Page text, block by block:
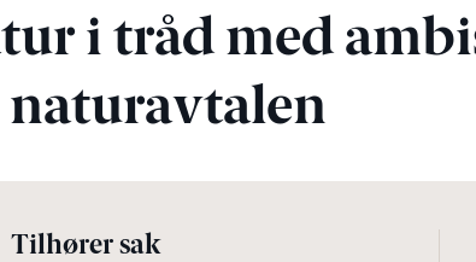
i tråd med
naturavtalen
Tilhører sak